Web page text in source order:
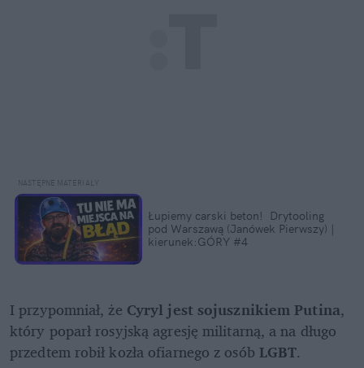
Łupiemy carski beton!  Drytooling
pod Warszawą (Janówek Pierwszy) |
kierunek:GÓRY #4
I przypomniał, że Cyryl jest sojusznikiem Putina,
który poparł rosyjską agresję militarną, a na długo
przedtem robił kozła ofiarnego z osób LGBT.